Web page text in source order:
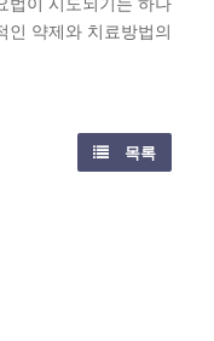
인 약제와 치료방법의
목록